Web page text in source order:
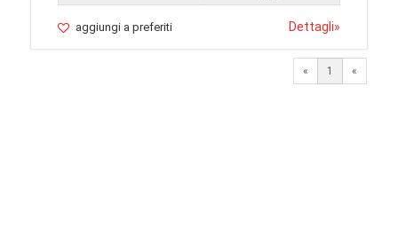
aggiungi a preferiti Dettagli»
« 1 «